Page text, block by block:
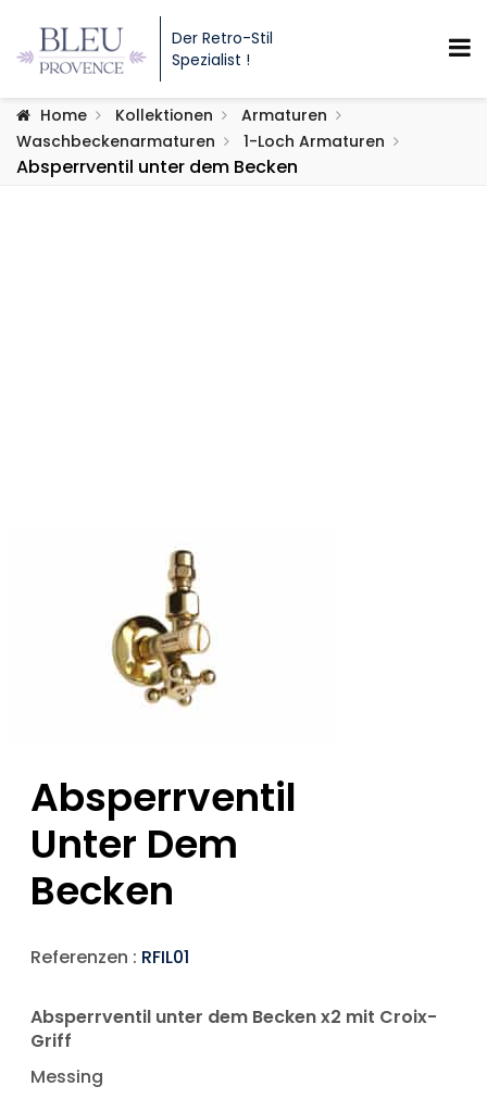
Der Retro-Stil
Spezialist !
Home Kollektionen
Armaturen
Waschbeckenarmaturen
1-Loch Armaturen
Absperrventil unter dem Becken
Absperrventil
Unter Dem
Becken
Referenzen : RFIL01
Absperrventil unter dem Becken x2 mit Croix-
Griff
Messing